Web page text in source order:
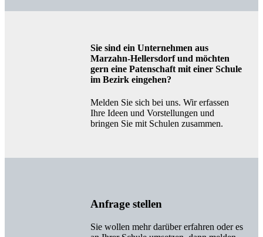
Sie sind ein Unternehmen aus
Marzahn-Hellersdorf und möchten
gern eine Patenschaft mit einer Schule
im Bezirk eingehen?
Melden Sie sich bei uns. Wir erfassen
Ihre Ideen und Vorstellungen und
bringen Sie mit Schulen zusammen.
Anfrage stellen
Sie wollen mehr darüber erfahren oder es